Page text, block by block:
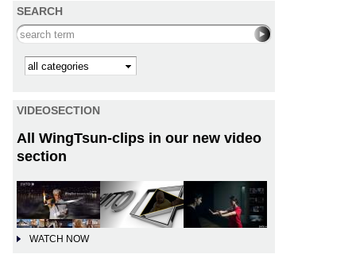
SEARCH
Search this site
Kategorie
VIDEOSECTION
All WingTsun-clips in our new video
section
WATCH NOW